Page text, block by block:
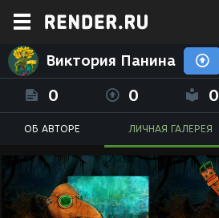
Виктория Панина
0 0 0
ОБ АВТОРЕ ЛИЧНАЯ ГАЛЕРЕЯ